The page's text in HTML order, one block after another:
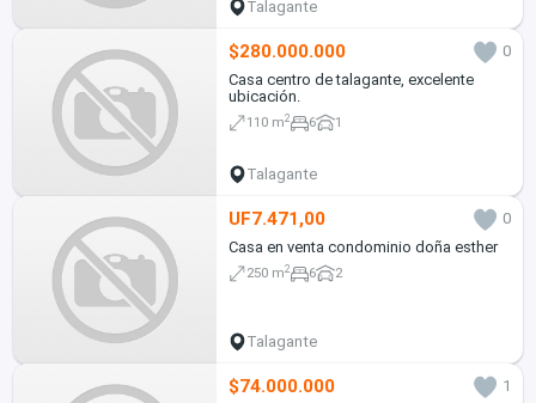
Talagante
$280.000.000
0
Casa centro de talagante, excelente
ubicación.
110 m2 6 1
Talagante
UF7.471,00
0
Casa en venta condominio doña esther
250 m2 6 2
Talagante
$74.000.000
1